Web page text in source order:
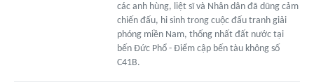
các anh hùng, liệt sĩ và Nhân dân đã dũng cảm
chiến đấu, hi sinh trong cuộc đấu tranh giải
phóng miền Nam, thống nhất đất nước tại
bến Đức Phổ - Điểm cập bến tàu không số
C41B.